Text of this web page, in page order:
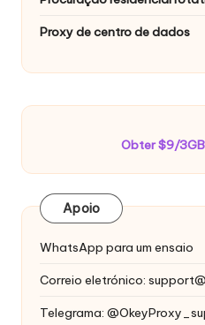
Proxy de centro de dados
Obter $9/
Apoio
WhatsApp para um ensaio
Correio eletrónico:
Telegrama: